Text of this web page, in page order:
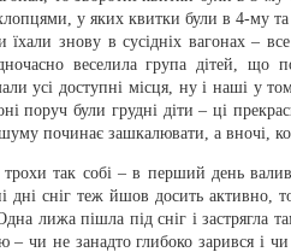
у яких квитки були в 4-му
їхали знову в сусідніх вагонах –
веселила група дітей, що
усі доступні місця, ну і наші у
поруч були грудні діти – ці
починає зашкалювати, а вночі,
трохи так собі – в перший день
дні сніг теж йшов досить активно,
лижа пішла під сніг і застрягла
– чи не занадто глибоко зарився і